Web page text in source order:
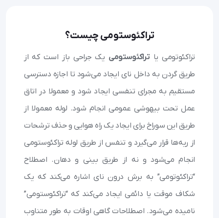
تراکئوستومی چیست؟
تراکئوتومی یا تراکئوستومی یک جراحی باز است که از
طریق گردن به داخل نای ایجاد می‌شود تا اجازه دسترسی
مستقیم به مجرای تنفسی ایجاد شود و معمولا در اتاق
عمل تحت بیهوشی عمومی انجام شود. لوله معمولا از
طریق این سوراخ برای ایجاد یک راه هوایی و حذف ترشحات
از ریه‌ها قرار می‌گیرد و تنفس از طریق لوله تراکئوستومی
انجام می‌شود و نه از طریق بینی و دهان. اصطلاح
“تراکئوتومی” به برش درون نای اشاره می‌کند که یک
شکاف موقت یا دائمی ایجاد می‌کند که “تراکئوستومی”
نامیده می‌شود. اصطلاحات گاهی اوقات به طور متناوب